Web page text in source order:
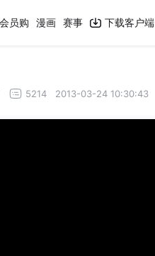
会员购 漫画 赛事 下载客户端
5214 2013-03-24 10:30:43